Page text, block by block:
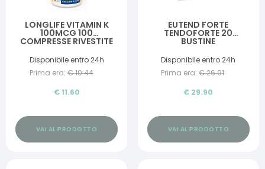
LONGLIFE VITAMIN K
100MCG 100
COMPRESSE RIVESTITE
Disponibile entro 24h
Prima era: €10.44
€ 11.60
VAI AL PRODOTTO
EUTEND FORTE
TENDOFORTE 20
BUSTINE
Disponibile entro 24h
Prima era: €26.91
€ 29.90
VAI AL PRODOTTO